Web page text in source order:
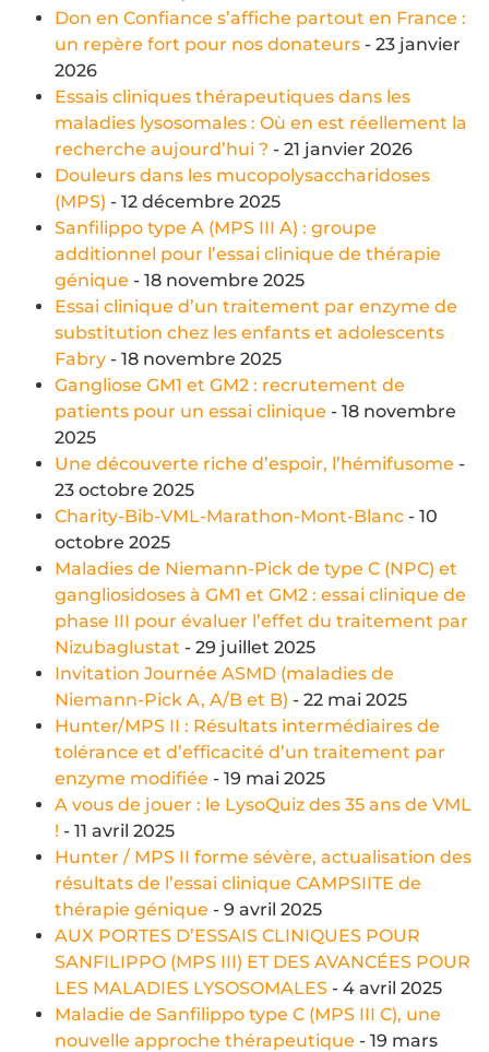
Don en Confiance s’affiche partout en France :
un repère fort pour nos donateurs - 23 janvier
2026
Essais cliniques thérapeutiques dans les
maladies lysosomales : Où en est réellement la
recherche aujourd’hui ? - 21 janvier 2026
Douleurs dans les mucopolysaccharidoses
(MPS) - 12 décembre 2025
Sanfilippo type A (MPS III A) : groupe
additionnel pour l’essai clinique de thérapie
génique - 18 novembre 2025
Essai clinique d’un traitement par enzyme de
substitution chez les enfants et adolescents
Fabry - 18 novembre 2025
Gangliose GM1 et GM2 : recrutement de
patients pour un essai clinique - 18 novembre
2025
Une découverte riche d’espoir, l’hémifusome -
23 octobre 2025
Charity-Bib-VML-Marathon-Mont-Blanc - 10
octobre 2025
Maladies de Niemann-Pick de type C (NPC) et
gangliosidoses à GM1 et GM2 : essai clinique de
phase III pour évaluer l’effet du traitement par
Nizubaglustat - 29 juillet 2025
Invitation Journée ASMD (maladies de
Niemann-Pick A, A/B et B) - 22 mai 2025
Hunter/MPS II : Résultats intermédiaires de
tolérance et d’efficacité d’un traitement par
enzyme modifiée - 19 mai 2025
A vous de jouer : le LysoQuiz des 35 ans de VML
! - 11 avril 2025
Hunter / MPS II forme sévère, actualisation des
résultats de l’essai clinique CAMPSIITE de
thérapie génique - 9 avril 2025
AUX PORTES D’ESSAIS CLINIQUES POUR
SANFILIPPO (MPS III) ET DES AVANCÉES POUR
LES MALADIES LYSOSOMALES - 4 avril 2025
Maladie de Sanfilippo type C (MPS III C), une
nouvelle approche thérapeutique - 19 mars